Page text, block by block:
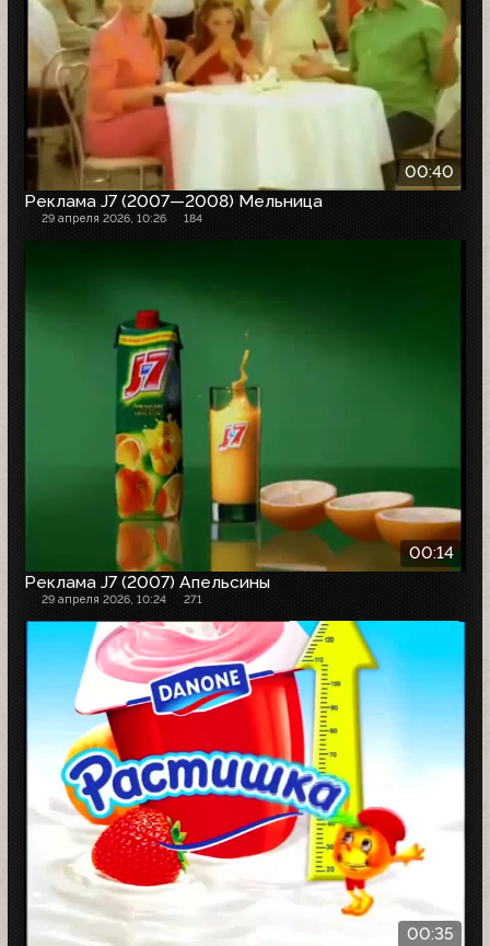
00:40
Реклама J7 (2007—2008) Мельница
29 апреля 2026, 10:26 184
00:14
Реклама J7 (2007) Апельсины
29 апреля 2026, 10:24 271
00:35